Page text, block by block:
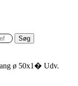
Søg
ø 50x1� Udv.